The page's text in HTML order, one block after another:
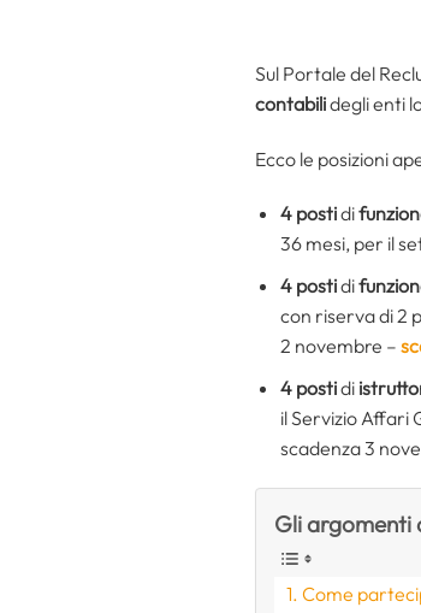
Sul Portale del
contabilidegli enti
Ecco le posizioni
4 postidi
36 mesi, per il
4 postidi
con riserva di 2
2 novembre –
4 postidi
il Servizio Affari
scadenza 3
Gli argomenti
Come